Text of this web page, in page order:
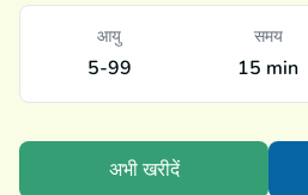
आयु
5-99
समय
15 min
अभी खरीदें